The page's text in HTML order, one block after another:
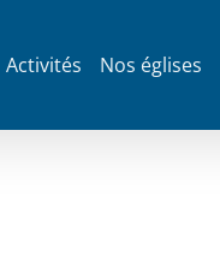
Activités Nos églises